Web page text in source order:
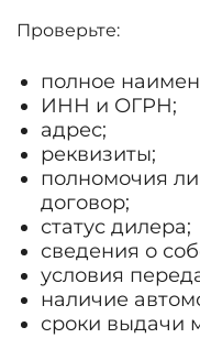
Проверьте:
полное
ИНН и ОГРН;
адрес;
реквизиты;
полномочия
договор;
статус дилера;
сведения о
условия
наличие
сроки выдачи